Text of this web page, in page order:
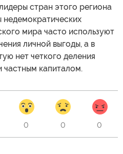
стран этого региона
недемократических
мира часто используют
личной выгоды, а в
нет четкого деления
капиталом.
0 0 0